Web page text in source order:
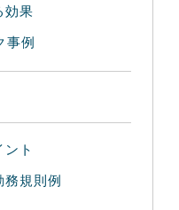
効果
事例
ト
務規則例